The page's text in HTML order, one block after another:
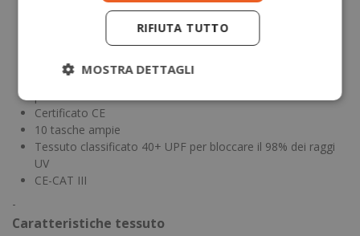
Strap elastici su spalle
Non magnetico - esente da nichel e ferro
Banda ignifuga resistente ai lavaggi industriali
Tasche per ginocchiere a due livelli per un diverso
Certificato CE
10 tasche ampie
Tessuto classificato 40+ UPF per bloccare il 98% dei raggi
UV
CE-CAT III
-
Caratteristiche tessuto
RIFIUTA TUTTO
MOSTRA DETTAGLI